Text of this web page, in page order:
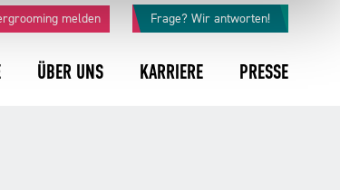
melden Frage? Wir antworten!
ÜBER UNS KARRIERE PRESSE